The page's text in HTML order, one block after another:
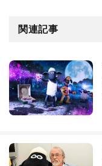
関連記事